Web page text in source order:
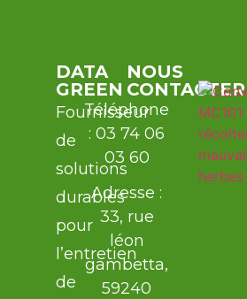
DATA
GREEN
Fournisseur
de
solutions
durables
pour
l’entretien
de
NOUS
CONTACTER
Téléphone
: 03 74 06
03 60
Adresse :
33, rue
léon
gambetta,
59240